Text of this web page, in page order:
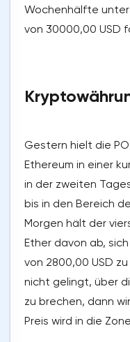
Wochenhälfte
von 30000,00 USD
Gestern hielt die
Ethereum in einer
in der zweiten
bis in den Bereich
Morgen hält der
Ether davon ab,
von 2800,00 USD
nicht gelingt, über
zu brechen, dann
Preis wird in die